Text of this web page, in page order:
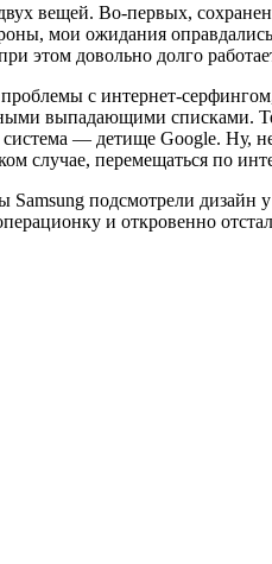
вещей. Во-первых,
мои ожидания
этом довольно долго
с интернет-
выпадающими списками.
— детище Google. Ну,
случае, перемещаться по
Samsung подсмотрели дизайн у
и откровенно